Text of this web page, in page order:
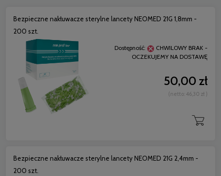
Bezpieczne nakłuwacze sterylne lancety NEOMED 21G 1,8mm -
200 szt.
Dostępność:
CHWILOWY BRAK -
OCZEKUJEMY NA DOSTAWĘ
50,00 zł
(netto: 46,30 zł )
Bezpieczne nakłuwacze sterylne lancety NEOMED 21G 2,4mm -
200 szt.